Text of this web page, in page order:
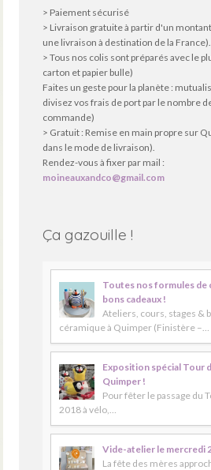
> Paiement sécurisé
> Livraison gratuite à partir d'un
une livraison à destination de la France).
> Tous nos colis sont préparés avec le
carton et papier bulle)
Faites un geste pour la planète :
divisez vos frais de port par le nombre
commande)
> Gratuit : Remise en main propre sur
dans le mode de livraison).
Rendez-vous à fixer par mail :
moineauxandco@gmail.com
Ça gazouille !
Toutes nos formules de
bons cadeaux !
Ateliers, cours, stages &
céramique à Quimper (Finistère –…
Exposition spécial Tour
Quimper !
Pour fêter le passage du
2018 à vélo,…
Vide-atelier le mercredi
La fête des mères